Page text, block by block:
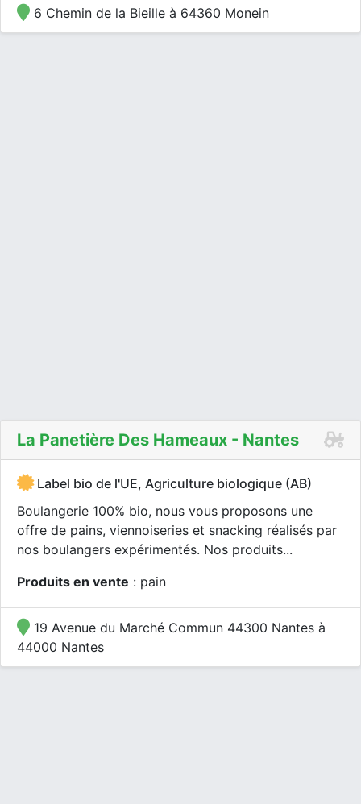
6 Chemin de la Bieille à 64360 Monein
La Panetière Des Hameaux - Nantes
Label bio de l'UE, Agriculture biologique (AB)
Boulangerie 100% bio, nous vous proposons une
offre de pains, viennoiseries et snacking réalisés par
nos boulangers expérimentés. Nos produits...
Produits en vente : pain
19 Avenue du Marché Commun 44300 Nantes à
44000 Nantes